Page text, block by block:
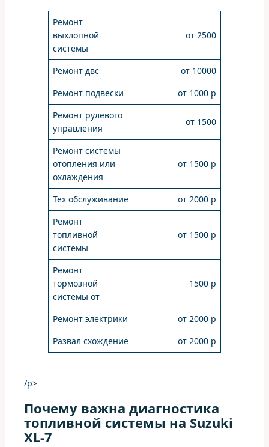
Ремонт
выхлопной
системы
от 2500
Ремонт двс
от 10000
Ремонт подвески
от 1000 р
Ремонт рулевого
управления
от 1500
Ремонт системы
отопления или
охлаждения
от 1500 р
Тех обслуживание
от 2000 р
Ремонт
топливной
системы
от 1500 р
Ремонт
тормозной
системы от
1500 р
Ремонт электрики
от 2000 р
Развал схождение
от 2000 р
/p>
Почему важна диагностика
топливной системы на Suzuki
XL-7